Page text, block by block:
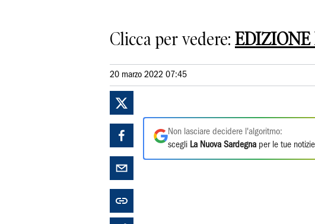
Clicca per vedere: EDIZIONE
20 marzo 2022 07:45
Non lasciare decidere l'algoritmo:
scegli La Nuova Sardegna per le tue